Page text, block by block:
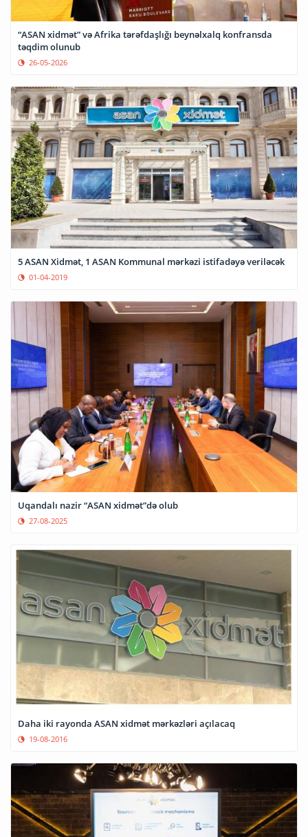
“ASAN xidmət” və Afrika tərəfdaşlığı beynəlxalq konfransda
təqdim olunub
26-05-2026
5 ASAN Xidmət, 1 ASAN Kommunal mərkəzi istifadəyə veriləcək
01-04-2019
Uqandalı nazir “ASAN xidmət”də olub
27-08-2025
Daha iki rayonda ASAN xidmət mərkəzləri açılacaq
19-08-2016